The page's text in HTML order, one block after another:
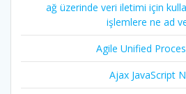
ağ üzerinde veri iletimi için
işlemlere ne ad
Agile Unified
Ajax JavaScript